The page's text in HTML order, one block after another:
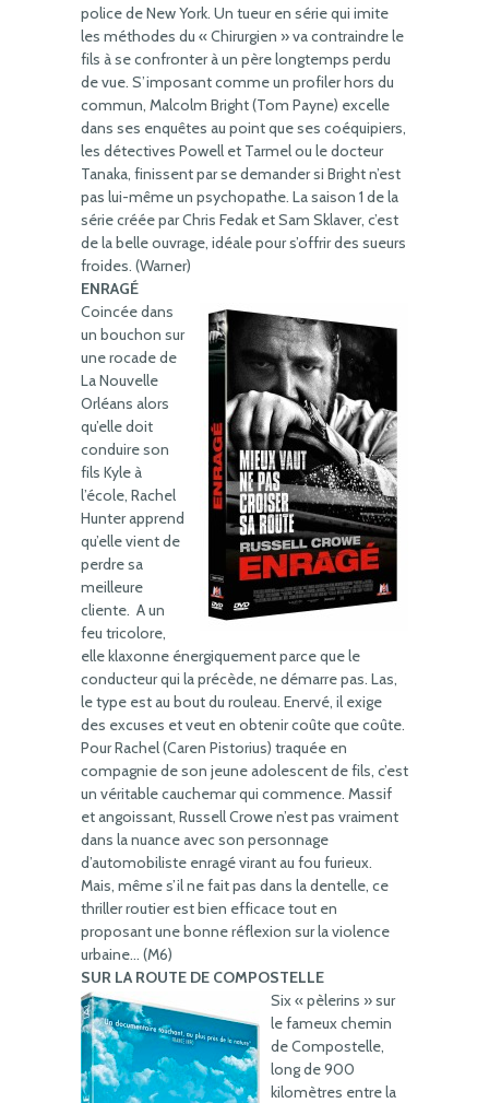
police de New York. Un tueur en série qui imite
les méthodes du « Chirurgien » va contraindre le
fils à se confronter à un père longtemps perdu
de vue. S’imposant comme un profiler hors du
commun, Malcolm Bright (Tom Payne) excelle
dans ses enquêtes au point que ses coéquipiers,
les détectives Powell et Tarmel ou le docteur
Tanaka, finissent par se demander si Bright n’est
pas lui-même un psychopathe. La saison 1 de la
série créée par Chris Fedak et Sam Sklaver, c’est
de la belle ouvrage, idéale pour s’offrir des sueurs
froides. (Warner)
ENRAGÉ
Coincée dans
un bouchon sur
une rocade de
La Nouvelle
Orléans alors
qu’elle doit
conduire son
fils Kyle à
l’école, Rachel
Hunter apprend
qu’elle vient de
perdre sa
meilleure
cliente. A un
feu tricolore,
elle klaxonne énergiquement parce que le
conducteur qui la précède, ne démarre pas. Las,
le type est au bout du rouleau. Enervé, il exige
des excuses et veut en obtenir coûte que coûte.
Pour Rachel (Caren Pistorius) traquée en
compagnie de son jeune adolescent de fils, c’est
un véritable cauchemar qui commence. Massif
et angoissant, Russell Crowe n’est pas vraiment
dans la nuance avec son personnage
d’automobiliste enragé virant au fou furieux.
Mais, même s’il ne fait pas dans la dentelle, ce
thriller routier est bien efficace tout en
proposant une bonne réflexion sur la violence
urbaine… (M6)
SUR LA ROUTE DE COMPOSTELLE
Six « pèlerins » sur
le fameux chemin
de Compostelle,
long de 900
kilomètres entre la